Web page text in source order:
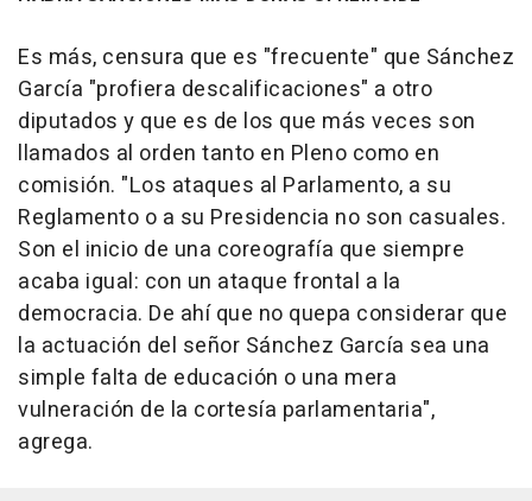
Es más, censura que es "frecuente" que Sánchez
García "profiera descalificaciones" a otro
diputados y que es de los que más veces son
llamados al orden tanto en Pleno como en
comisión. "Los ataques al Parlamento, a su
Reglamento o a su Presidencia no son casuales.
Son el inicio de una coreografía que siempre
acaba igual: con un ataque frontal a la
democracia. De ahí que no quepa considerar que
la actuación del señor Sánchez García sea una
simple falta de educación o una mera
vulneración de la cortesía parlamentaria",
agrega.